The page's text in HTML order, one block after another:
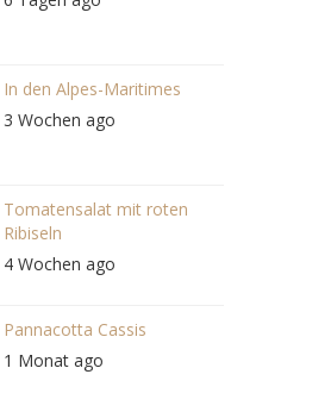
In den Alpes-Maritimes
3 Wochen ago
Tomatensalat mit roten
Ribiseln
4 Wochen ago
Pannacotta Cassis
1 Monat ago